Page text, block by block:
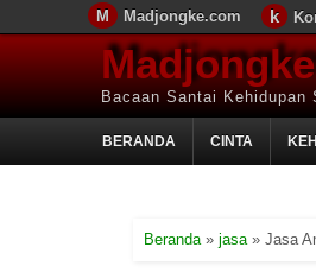
Madjongke.com
Madjongke
Bacaan Santai Kehidupan
BERANDA CINTA
Beranda» jasa» Jasa